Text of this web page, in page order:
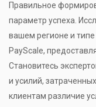
Правильное
параметр успеха.
вашем регионе и типе
PayScale,
Становитесь
и усилий,
клиентам различие